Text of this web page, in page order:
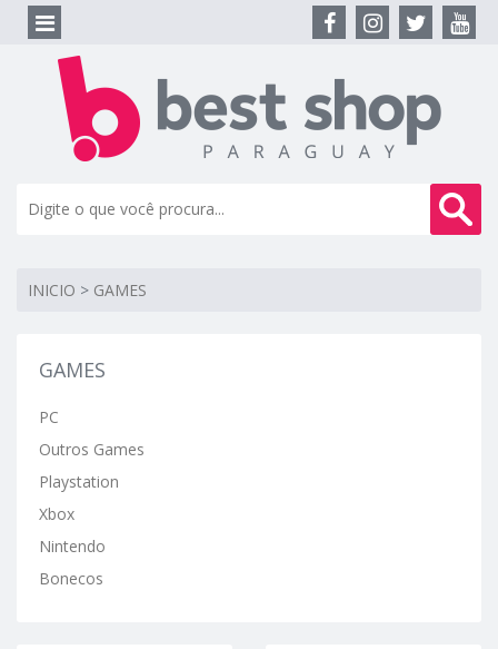
INICIO > GAMES
GAMES
PC
Outros Games
Playstation
Xbox
Nintendo
Bonecos